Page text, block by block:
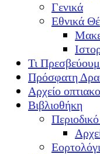
Γενικά
Εθνικά
Τι
Πρόσφατη
Αρχείο
Βιβλιοθήκη